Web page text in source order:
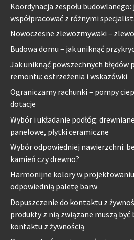
Koordynacja zespołu
współpracować z różnymi
Nowoczesne zlewozmywaki –
Budowa domu – jak uniknąć
Jak uniknąć powszechnych błędów
remontu: ostrzeżenia i wskazówki
Ograniczamy rachunki – pompy
dotacje
Wybór i układanie podłóg:
panelowe, płytki ceramiczne
Wybór odpowiedniej nawierzchni:
kamień czy drewno?
Harmonijne kolory w
odpowiednią paletę barw
Dopuszczenie do kontaktu z
produkty z nią związane muszą być
kontaktu z żywnością